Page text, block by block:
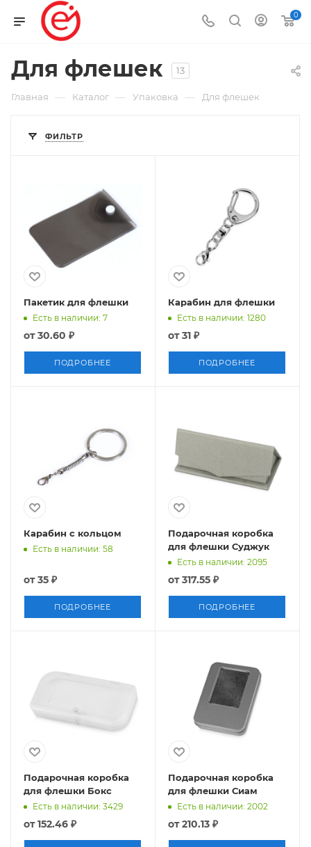
0
Для флешек 13
Главная — Каталог — Упаковка — Для флешек
ФИЛЬТР
Пакетик для флешки
Есть в наличии: 7
от30.60 ₽
ПОДРОБНЕЕ
Карабин для флешки
Есть в наличии: 1280
от31 ₽
ПОДРОБНЕЕ
Карабин с кольцом
Есть в наличии: 58
от35 ₽
ПОДРОБНЕЕ
Подарочная коробка
для флешки Суджук
Есть в наличии: 2095
от317.55 ₽
ПОДРОБНЕЕ
Подарочная коробка
для флешки Бокс
Есть в наличии: 3429
от152.46 ₽
Подарочная коробка
для флешки Сиам
Есть в наличии: 2002
от210.13 ₽